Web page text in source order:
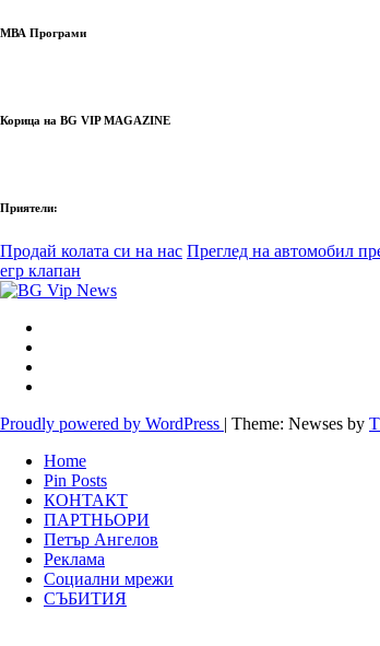
МВА Програми
Корица на BG VIP MAGAZINE
Приятели:
Продай колата си на нас Преглед на автомобил
егр клапан
Proudly powered by WordPress | Theme: Newses by
Home
Pin Posts
КОНТАКТ
ПАРТНЬОРИ
Петър Ангелов
Реклама
Социални мрежи
СЪБИТИЯ